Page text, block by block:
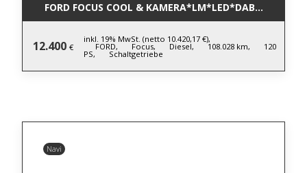
FORD FOCUS COOL &
12.400 €
inkl. 19% MwSt. (netto 10.420,17 €),
FORD, Focus, Diesel, 108.028 km, 120
PS, Schaltgetriebe
Navi